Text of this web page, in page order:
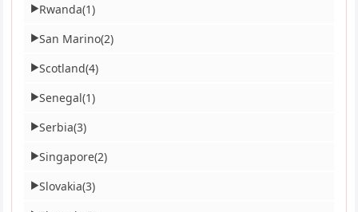
▶Rwanda(1)
▶San Marino(2)
▶Scotland(4)
▶Senegal(1)
▶Serbia(3)
▶Singapore(2)
▶Slovakia(3)